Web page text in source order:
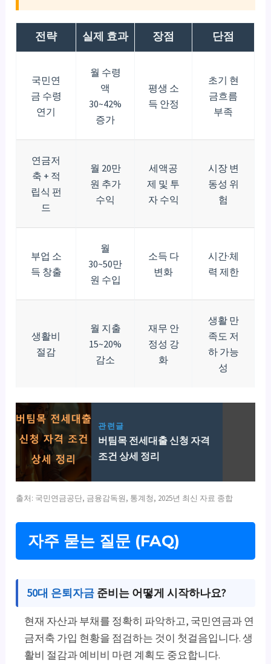
전략 실제 효과 장점 단점
국민연
금 수령
연기
월 수령
액
30~42%
증가
평생 소
득 안정
초기 현
금흐름
부족
연금저
축 + 적
립식 펀
드
월 20만
원 추가
수익
세액공
제 및 투
자 수익
시장 변
동성 위
험
부업 소
득 창출
월
30~50만
원 수입
소득 다
변화
시간·체
력 제한
생활비
절감
월 지출
15~20%
감소
재무 안
정성 강
화
생활 만
족도 저
하 가능
성
관련글
버팀목 전세대출 신청 자격
조건 상세 정리
출처: 국민연금공단, 금융감독원, 통계청, 2025년 최신 자료 종합
자주 묻는 질문 (FAQ)
50대 은퇴자금 준비는 어떻게 시작하나요?
현재 자산과 부채를 정확히 파악하고, 국민연금과 연
금저축 가입 현황을 점검하는 것이 첫걸음입니다. 생
활비 절감과 예비비 마련 계획도 중요합니다.